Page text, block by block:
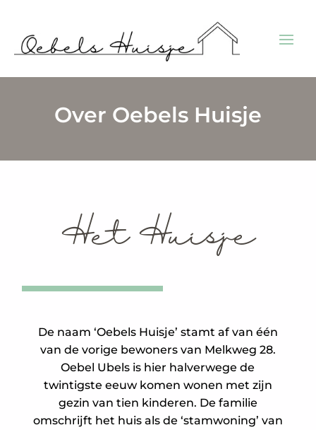
Over Oebels Huisje
Het Huisje
De naam ‘Oebels Huisje’ stamt af van één
van de vorige bewoners van Melkweg 28.
Oebel Ubels is hier halverwege de
twintigste eeuw komen wonen met zijn
gezin van tien kinderen. De familie
omschrijft het huis als de ‘stamwoning’ van